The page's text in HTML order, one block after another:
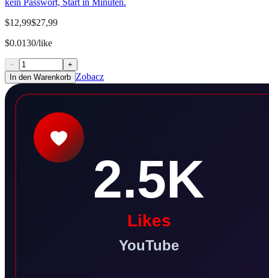
$12,99$27,99
$0.0130/like
−
+
In den Warenkorb Zobacz